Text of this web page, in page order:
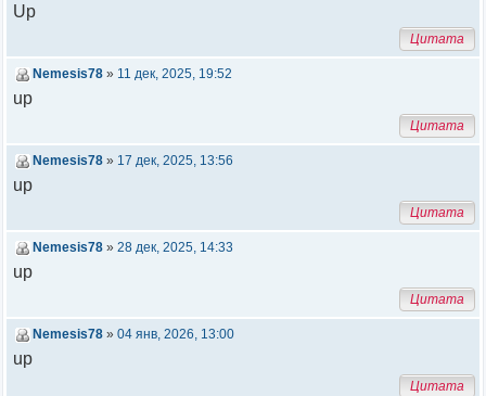
Up
Цитата
Nemesis78 » 11 дек, 2025, 19:52
up
Цитата
Nemesis78 » 17 дек, 2025, 13:56
up
Цитата
Nemesis78 » 28 дек, 2025, 14:33
up
Цитата
Nemesis78 » 04 янв, 2026, 13:00
up
Цитата